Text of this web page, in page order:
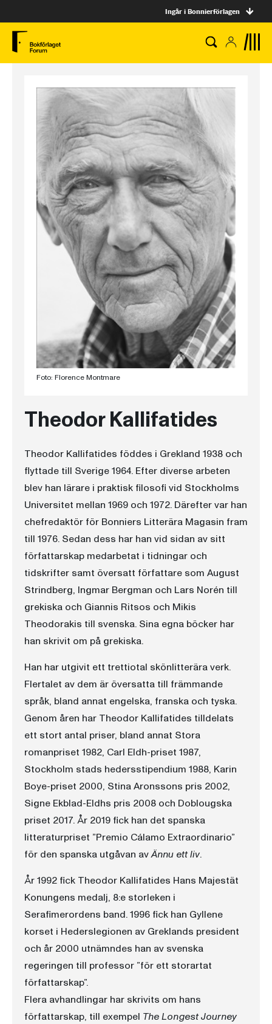
Ingår i Bonnierförlagen
Foto: Florence Montmare
Theodor Kallifatides
Theodor Kallifatides föddes i Grekland 1938 och
flyttade till Sverige 1964. Efter diverse arbeten
blev han lärare i praktisk filosofi vid Stockholms
Universitet mellan 1969 och 1972. Därefter var han
chefredaktör för Bonniers Litterära Magasin fram
till 1976. Sedan dess har han vid sidan av sitt
författarskap medarbetat i tidningar och
tidskrifter samt översatt författare som August
Strindberg, Ingmar Bergman och Lars Norén till
grekiska och Giannis Ritsos och Mikis
Theodorakis till svenska. Sina egna böcker har
han skrivit om på grekiska.
Han har utgivit ett trettiotal skönlitterära verk.
Flertalet av dem är översatta till främmande
språk, bland annat engelska, franska och tyska.
Genom åren har Theodor Kallifatides tilldelats
ett stort antal priser, bland annat Stora
romanpriset 1982, Carl Eldh-priset 1987,
Stockholm stads hedersstipendium 1988, Karin
Boye-priset 2000, Stina Aronssons pris 2002,
Signe Ekblad-Eldhs pris 2008 och Doblougska
priset 2017. År 2019 fick han det spanska
litteraturpriset ”Premio Cálamo Extraordinario”
för den spanska utgåvan avÄnnu ett liv.
År 1992 fick Theodor Kallifatides Hans Majestät
Konungens medalj, 8:e storleken i
Serafimerordens band. 1996 fick han Gyllene
korset i Hederslegionen av Greklands president
och år 2000 utnämndes han av svenska
regeringen till professor ”för ett storartat
författarskap”.
Flera avhandlingar har skrivits om hans
författarskap, till exempel The Longest Journey